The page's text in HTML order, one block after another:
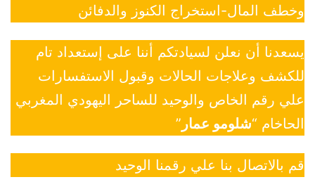
وخطف المال-استخراج الكنوز والدفائن
يسعدنا أن نعلن لسيادتكم أننا على إستعداد تام
للكشف وعلاجات الحالات وقبول الاستفسارات
علي رقم الخاص والوحيد للساحر اليهودي المغربي
الحاخام “شلومو عمار ”
قم بالاتصال بنا علي رقمنا الوحيد